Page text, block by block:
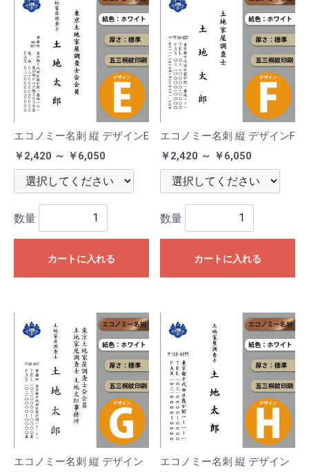
エコノミー名刺 縦 デザインE
￥2,420 ～ ￥6,050
数量
カートに入れる
エコノミー名刺 縦 デザインF
￥2,420 ～ ￥6,050
数量
カートに入れる
エコノミー名刺 縦 デザイン
エコノミー名刺 縦 デザイン